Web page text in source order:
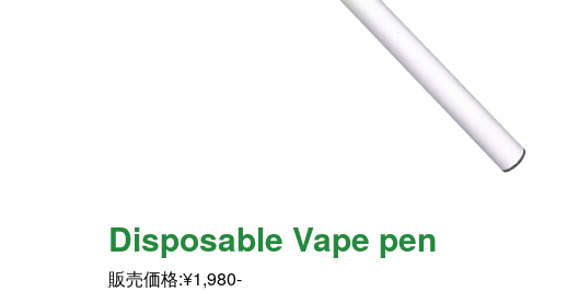
Disposable Vape pen
販売価格:¥1,980-